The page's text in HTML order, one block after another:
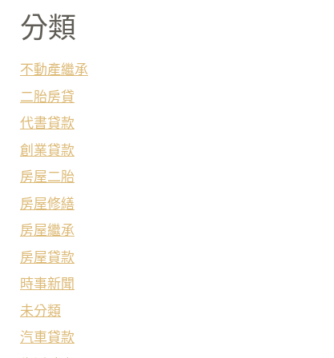
分類
不動產繼承
二胎房貸
代書貸款
創業貸款
房屋二胎
房屋修繕
房屋繼承
房屋貸款
時事新聞
未分類
汽車貸款